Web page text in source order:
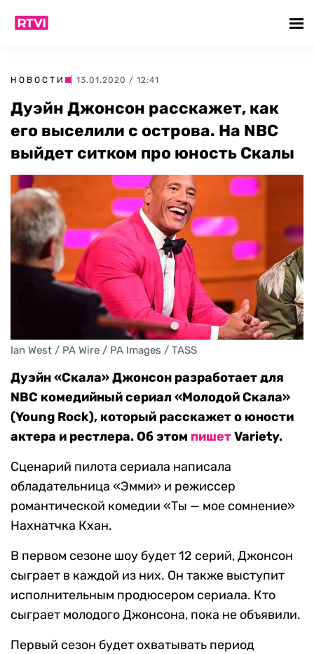
НОВОСТИ | 13.01.2020 / 12:41
Дуэйн Джонсон расскажет, как
его выселили с острова. На NBC
выйдет ситком про юность Скалы
Ian West / PA Wire / PA Images / TASS
Дуэйн «Скала» Джонсон разработает для
NBC комедийный сериал «Молодой Скала»
(Young Rock), который расскажет о юности
актера и рестлера. Об этом пишетVariety.
Сценарий пилота сериала написала
обладательница «Эмми» и режиссер
романтической комедии «Ты — мое сомнение»
Нахнатчка Кхан.
В первом сезоне шоу будет 12 серий, Джонсон
сыграет в каждой из них. Он также выступит
исполнительным продюсером сериала. Кто
сыграет молодого Джонсона, пока не объявили.
Первый сезон будет охватывать период